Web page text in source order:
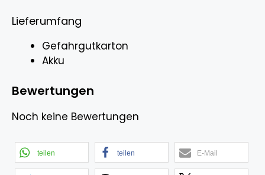
Lieferumfang
Gefahrgutkarton
Akku
Bewertungen
Noch keine Bewertungen
teilen teilen E-Mail